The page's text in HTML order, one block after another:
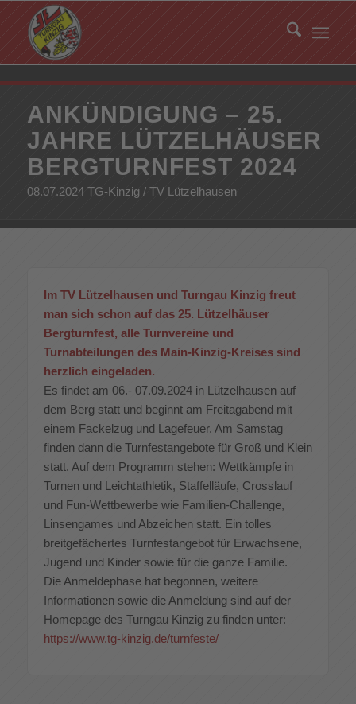
ANKÜNDIGUNG – 25.
JAHRE LÜTZELHÄUSER
BERGTURNFEST 2024
08.07.2024 TG-Kinzig / TV Lützelhausen
Im TV Lützelhausen und Turngau Kinzig freut
man sich schon auf das 25. Lützelhäuser
Bergturnfest, alle Turnvereine und
Turnabteilungen des Main-Kinzig-Kreises sind
herzlich eingeladen.
Es findet am 06.- 07.09.2024 in Lützelhausen auf
dem Berg statt und beginnt am Freitagabend mit
einem Fackelzug und Lagefeuer. Am Samstag
finden dann die Turnfestangebote für Groß und Klein
statt. Auf dem Programm stehen: Wettkämpfe in
Turnen und Leichtathletik, Staffelläufe, Crosslauf
und Fun-Wettbewerbe wie Familien-Challenge,
Linsengames und Abzeichen statt. Ein tolles
breitgefächertes Turnfestangebot für Erwachsene,
Jugend und Kinder sowie für die ganze Familie.
Die Anmeldephase hat begonnen, weitere
Informationen sowie die Anmeldung sind auf der
Homepage des Turngau Kinzig zu finden unter:
https://www.tg-kinzig.de/turnfeste/